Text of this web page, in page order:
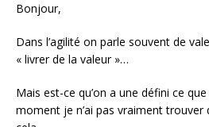
Bonjour,
Dans l’agilité on parle souvent de
« livrer de la valeur »…
Mais est-ce qu’on a une défini ce
moment je n’ai pas vraiment